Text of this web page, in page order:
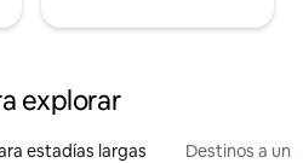
explorar
estadías largas Destinos a un